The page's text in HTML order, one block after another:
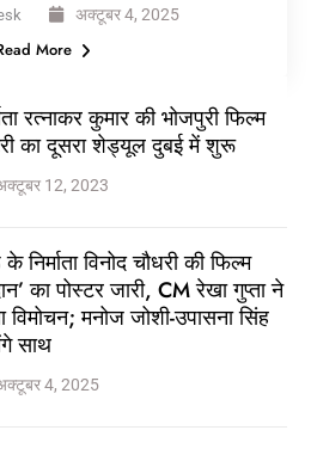
अक्टूबर 4, 2025
More
रत्नाकर कुमार की भोजपुरी फिल्म
का दूसरा शेड्यूल दुबई में शुरू
12, 2023
निर्माता विनोद चौधरी की फिल्म
का पोस्टर जारी, CM रेखा गुप्ता ने
विमोचन; मनोज जोशी-उपासना सिंह
साथ
4, 2025